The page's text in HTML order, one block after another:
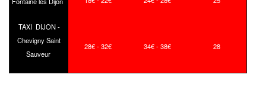
TAXI DIJON -
Chevigny Saint
Sauveur
28€ - 32€ 34€ - 38€ 28